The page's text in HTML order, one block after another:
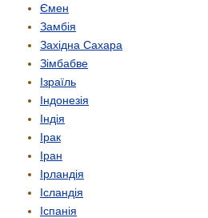
Ємен
Замбія
Західна Сахара
Зімбабве
Ізраїль
Індонезія
Індія
Ірак
Іран
Ірландія
Ісландія
Іспанія